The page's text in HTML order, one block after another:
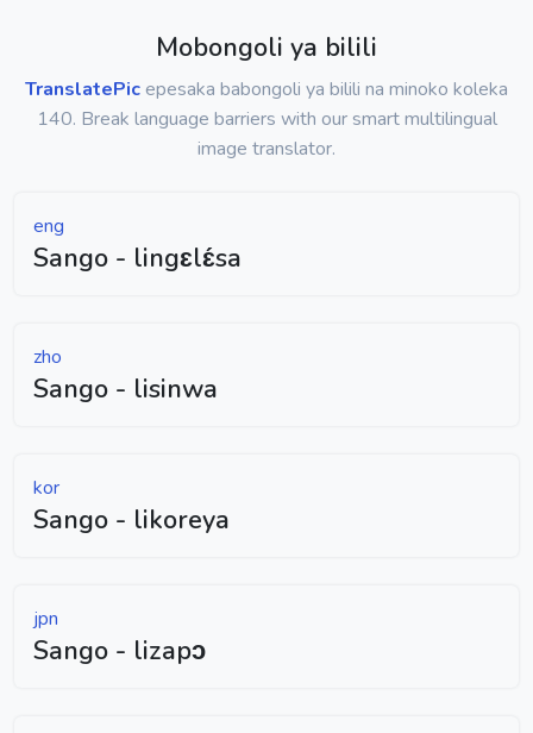
Mobongoli ya bilili
TranslatePic epesaka babongoli ya bilili na minoko koleka
140. Break language barriers with our smart multilingual
image translator.
eng
Sango - lingɛlɛ́sa
zho
Sango - lisinwa
kor
Sango - likoreya
jpn
Sango - lizapɔ